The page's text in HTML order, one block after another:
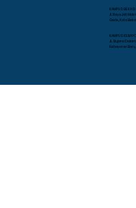
KAMPUS BEKASI
Jl. Raya Jati
Gede, Kota
KAMPUS
JL. Bujana
Kebayoran